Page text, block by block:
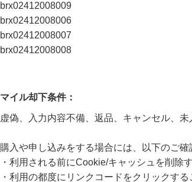
brx02412008009
brx02412008006
brx02412008007
brx02412008008
マイル却下条件：
虚偽、入力内容不備、返品、キャンセル、未
購入や申し込みをする場合には、以下のご確
・利用される前にCookie/キャッシュを削除
・利用の都度にリンクコードをクリックする